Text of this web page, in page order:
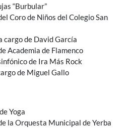
“Burbular”
Coro de Niños del Colegio San
cargo de David García
Academia de Flamenco
de Ira Más Rock
de Miguel Gallo
Yoga
la Orquesta Municipal de Yerba